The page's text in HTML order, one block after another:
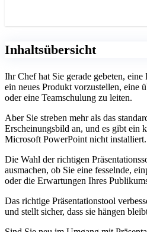
Inhaltsübersicht
Ihr Chef hat Sie gerade gebeten, eine
ein neues Produkt vorzustellen, eine
oder eine Teamschulung zu leiten.
Aber Sie streben mehr als das
Erscheinungsbild an, und es gibt ein
Microsoft PowerPoint nicht installiert.
Die Wahl der richtigen
ausmachen, ob Sie eine fesselnde,
oder die Erwartungen Ihres
Das richtige Präsentationstool
und stellt sicher, dass sie hängen